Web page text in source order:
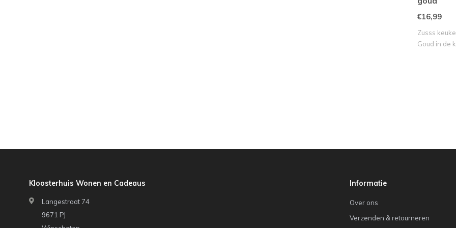
€16,99
Zusss
Goud in de
Kloosterhuis Wonen en Cadeaus
Langestraat 74
9671 PJ
Informatie
Over ons
Verzenden & retourneren